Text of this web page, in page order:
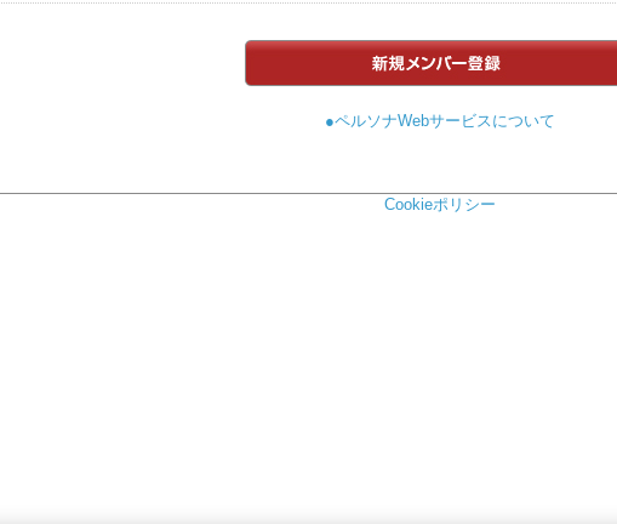
●ペルソナWebサービスについて
Cookieポリシー